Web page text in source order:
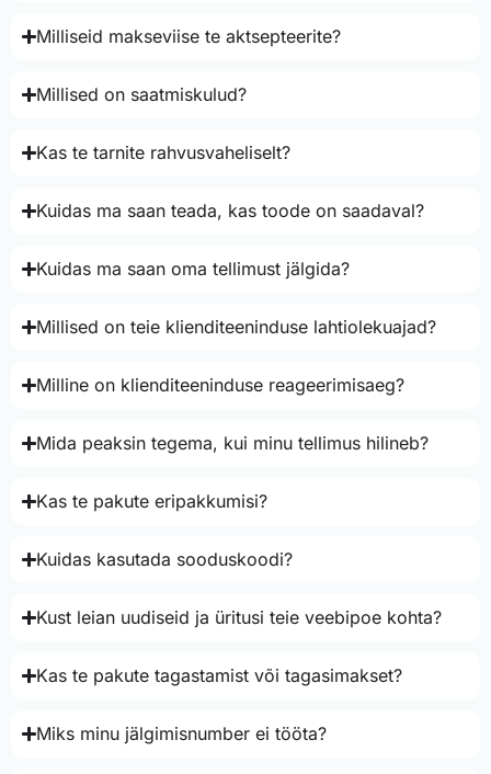
Milliseid makseviise te aktsepteerite?
Millised on saatmiskulud?
Kas te tarnite rahvusvaheliselt?
Kuidas ma saan teada, kas toode on saadaval?
Kuidas ma saan oma tellimust jälgida?
Millised on teie klienditeeninduse lahtiolekuajad?
Milline on klienditeeninduse reageerimisaeg?
Mida peaksin tegema, kui minu tellimus hilineb?
Kas te pakute eripakkumisi?
Kuidas kasutada sooduskoodi?
Kust leian uudiseid ja üritusi teie veebipoe kohta?
Kas te pakute tagastamist või tagasimakset?
Miks minu jälgimisnumber ei tööta?